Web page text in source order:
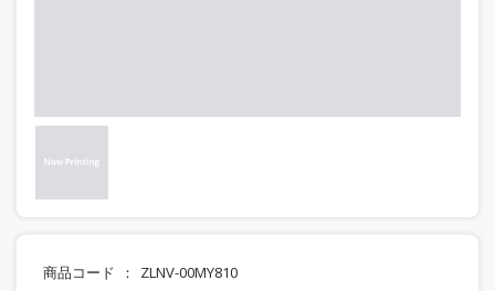
商品コード ZLNV-00MY810